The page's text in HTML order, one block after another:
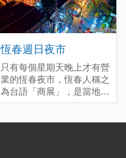
之美。 停留時間(分)：深度
(60), 一般(30), 趕場(10)
[標籤：必遊 免費 ]
恆春週日夜市
只有每個星期天晚上才有營
業的恆春夜市，恆春人稱之
為台語「商展」，是當地居
民每個星期最期待的時候，